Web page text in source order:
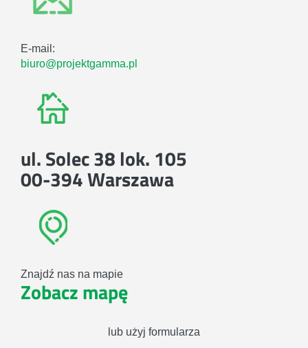
E-mail:
biuro@projektgamma.pl
ul. Solec 38 lok. 105
00-394 Warszawa
Znajdź nas na mapie
Zobacz mapę
lub użyj formularza